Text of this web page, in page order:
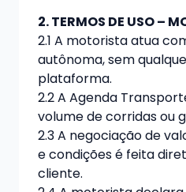
2. TERMOS DE USO –
2.1 A motorista atua
autônoma, sem
plataforma.
2.2 A Agenda
volume de corridas ou
2.3 A negociação de
e condições é feita
cliente.